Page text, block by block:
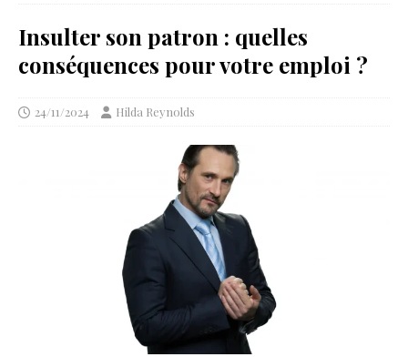
Insulter son patron : quelles
conséquences pour votre emploi ?
24/11/2024 Hilda Reynolds